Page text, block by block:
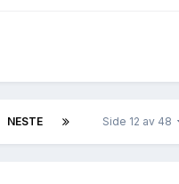
NESTE Side 12 av 48